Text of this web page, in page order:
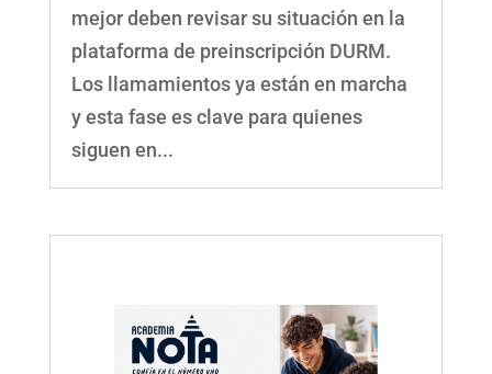
mejor deben revisar su situación en la
plataforma de preinscripción DURM.
Los llamamientos ya están en marcha
y esta fase es clave para quienes
siguen en...